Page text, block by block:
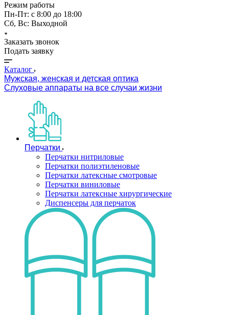
Режим работы
Пн-Пт: с 8:00 до 18:00
Сб, Вс: Выходной
Заказать звонок
Подать заявку
Каталог
Мужская, женская и детская оптика
Слуховые аппараты на все случаи жизни
Перчатки
Перчатки нитриловые
Перчатки полиэтиленовые
Перчатки латексные смотровые
Перчатки виниловые
Перчатки латексные хирургические
Диспенсеры для перчаток